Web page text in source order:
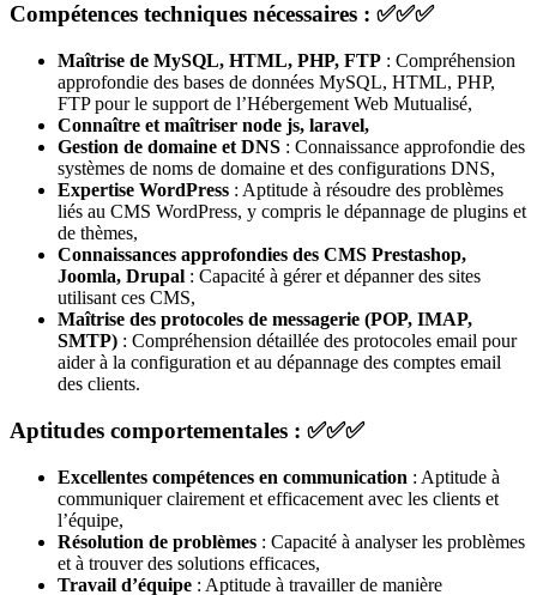
Compétences techniques nécessaires : ✅✅✅
Maîtrise de MySQL, HTML, PHP, FTP : Compréhension
approfondie des bases de données MySQL, HTML, PHP,
FTP pour le support de l’Hébergement Web Mutualisé,
Connaître et maîtriser node js, laravel,
Gestion de domaine et DNS : Connaissance approfondie des
systèmes de noms de domaine et des configurations DNS,
Expertise WordPress : Aptitude à résoudre des problèmes
liés au CMS WordPress, y compris le dépannage de plugins et
de thèmes,
Connaissances approfondies des CMS Prestashop,
Joomla, Drupal : Capacité à gérer et dépanner des sites
utilisant ces CMS,
Maîtrise des protocoles de messagerie (POP, IMAP,
SMTP) : Compréhension détaillée des protocoles email pour
aider à la configuration et au dépannage des comptes email
des clients.
Aptitudes comportementales : ✅✅✅
Excellentes compétences en communication : Aptitude à
communiquer clairement et efficacement avec les clients et
l’équipe,
Résolution de problèmes : Capacité à analyser les problèmes
et à trouver des solutions efficaces,
Travail d’équipe : Aptitude à travailler de manière